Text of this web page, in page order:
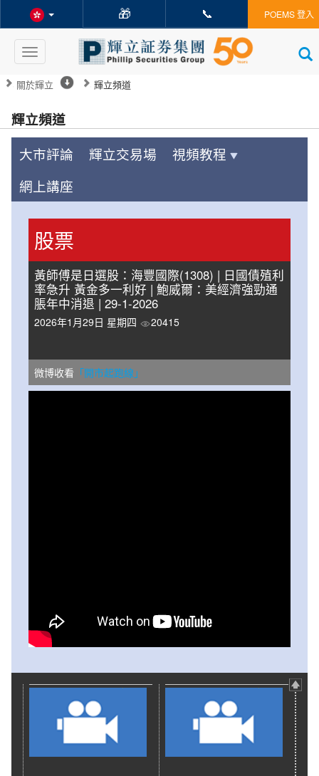
🎁 📞 POEMS 登入
Toggle
navigation
關於輝立 輝立頻道
輝立頻道
大市評論 輝立交易場
視頻教程
網上講座
股票
黃師傅是日選股：海豐國際(1308) | 日國債殖利
率急升 黃金多一利好 | 鮑威爾：美經濟強勁通
脹年中消退 | 29-1-2026
2026年1月29日 星期四 20415
微博收看 「開市起跑線」